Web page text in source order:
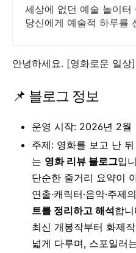
한민국 문화예술 플랫
세상에 없던 예술 놀이터
당신에게 예술적 하루를
수 있습니다.
안녕하세요. [영화로운 일
📌 블로그 정보
운영 시작: 2026년 2월
주제: 영화를 보고 난
는 영화 리뷰 블로그입
단순한 줄거리 요약이
연출·캐릭터·음악·주제
트를 정리하고 해석합니
최신 개봉작부터 화제
넓게 다루며, 스포일러